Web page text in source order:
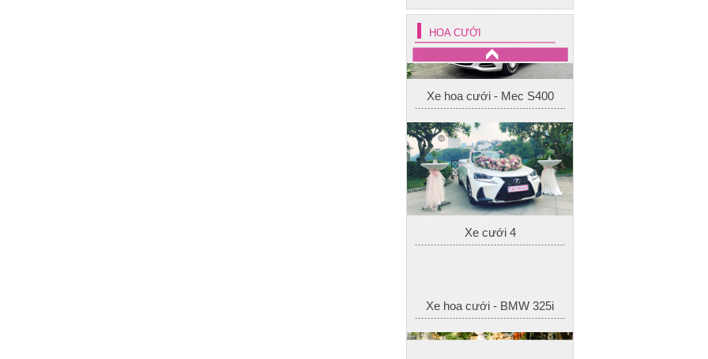
HOA CƯỚI
Xe hoa cưới - Mec S400
Xe cưới 4